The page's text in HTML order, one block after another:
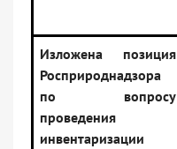
Изложена позиция
Росприроднадзора
по вопросу
проведения
инвентаризации